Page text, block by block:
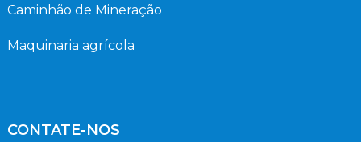
Caminhão de Mineração
Maquinaria agrícola
CONTATE-NOS